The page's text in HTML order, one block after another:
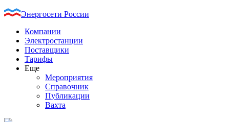
Энергосети России
Компании
Электростанции
Поставщики
Тарифы
Еще
Мероприятия
Справочник
Публикации
Вахта